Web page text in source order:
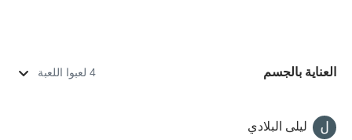
العناية بالجسم 4 لعبوا اللعبة
المهارات الحياتية
ليلى البلادي